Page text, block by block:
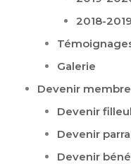
2018-
Galerie
Devenir membre
Devenir
Devenir
Devenir